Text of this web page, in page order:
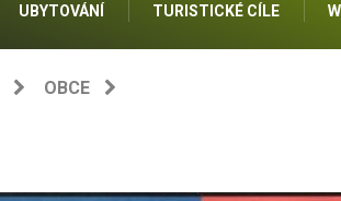
UBYTOVÁNÍ TURISTICKÉ CÍLE
OBCE